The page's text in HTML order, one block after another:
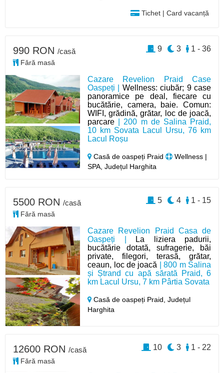
Tichet | Card vacanță
Cazare Revelion Praid Case
Oaspeți | Wellness: ciubăr; 9 case
panoramice pe deal, fiecare cu
bucătărie, camera, baie. Comun:
WIFI, grădină, grătar, loc de joacă,
parcare | 200 m de Salina Praid,
10 km Sovata Lacul Ursu, 76 km
Lacul Roșu
Casă de oaspeți Praid
Wellness |
SPA, Județul Harghita
990 RON /casă
Fără masă
1 - 36
3
9
Cazare Revelion Praid Casa de
Oaspeți |
La liziera padurii,
bucătărie dotată, sufragerie, băi
private, filegori, terasă, grătar,
ceaun, loc de joacă | 800 m Salina
și Ștrand cu apă sărată Praid, 6
km Lacul Ursu, 7 km Pârtia Sovata
Casă de oaspeți Praid,Județul
Harghita
5500 RON /casă
Fără masă
1 - 15
4
5
12600 RON /casă
Fără masă
1 - 22
3
10